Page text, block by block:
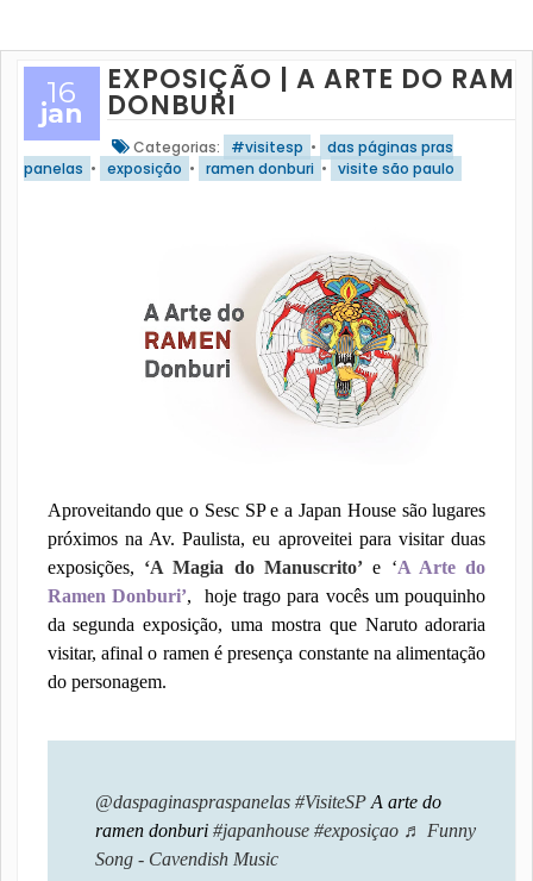
16
jan
EXPOSIÇÃO | A ARTE DO
DONBURI
Categorias: #visitesp • das páginas pras
panelas • exposição • ramen donburi • visite são paulo
Aproveitando que o Sesc SP e a Japan House são lugares
próximos na Av. Paulista, eu aproveitei para visitar duas
exposições, ‘A Magia do Manuscrito’ e ‘A Arte do
Ramen Donburi’,
hoje trago para vocês um pouquinho
da segunda exposição, uma mostra que Naruto adoraria
visitar, afinal o ramen é presença constante na alimentação
do personagem.
@daspaginaspraspanelas #VisiteSPA arte do
ramen donburi #japanhouse #exposiçao ♬ Funny
Song - Cavendish Music